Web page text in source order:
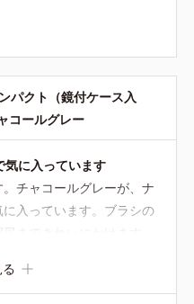
パクト（鏡付ケース入
コールグレー
気に入っています
チャコールグレーが、ナ
入っています。ブラシの
しまうところが粉で汚れ